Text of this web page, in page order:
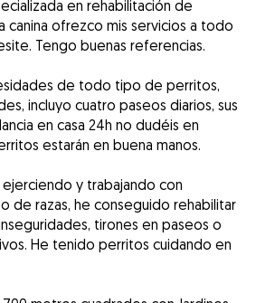
en rehabilitación de
canina ofrezco mis servicios a todo
Tengo buenas referencias.
de todo tipo de perritos,
incluyo cuatro paseos diarios, sus
en casa 24h no dudéis en
estarán en buena manos.
ejerciendo y trabajando con
de razas, he conseguido rehabilitar
tirones en paseos o
He tenido perritos cuidando en